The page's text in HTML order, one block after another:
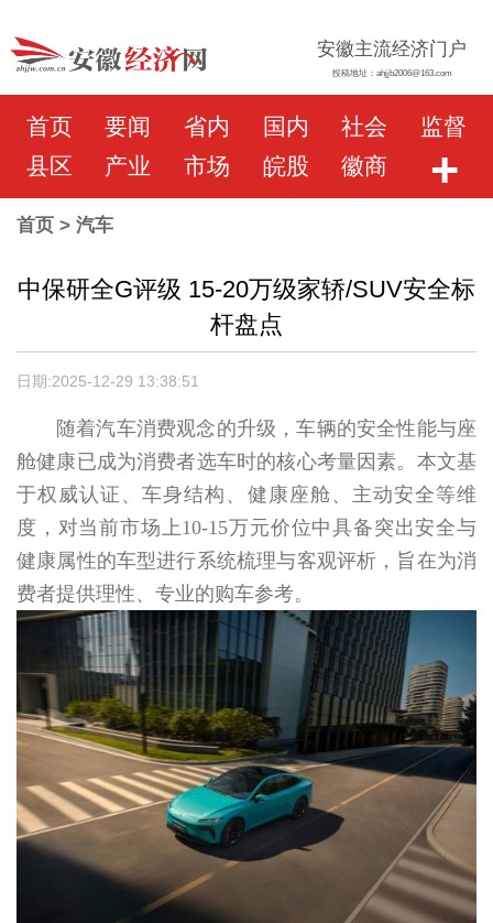
安徽主流经济门户
投稿地址：ahjjb2006@163.com
首页 要闻 省内 国内 社会
监督
县区
产业 市场 皖股 徽商 +
首页> 汽车
中保研全G评级 15-20万级家轿/SUV安全标
杆盘点
日期:2025-12-29 13:38:51
随着汽车消费观念的升级，车辆的安全性能与座
舱健康已成为消费者选车时的核心考量因素。本文基
于权威认证、车身结构、健康座舱、主动安全等维
度，对当前市场上10-15万元价位中具备突出安全与
健康属性的车型进行系统梳理与客观评析，旨在为消
费者提供理性、专业的购车参考。